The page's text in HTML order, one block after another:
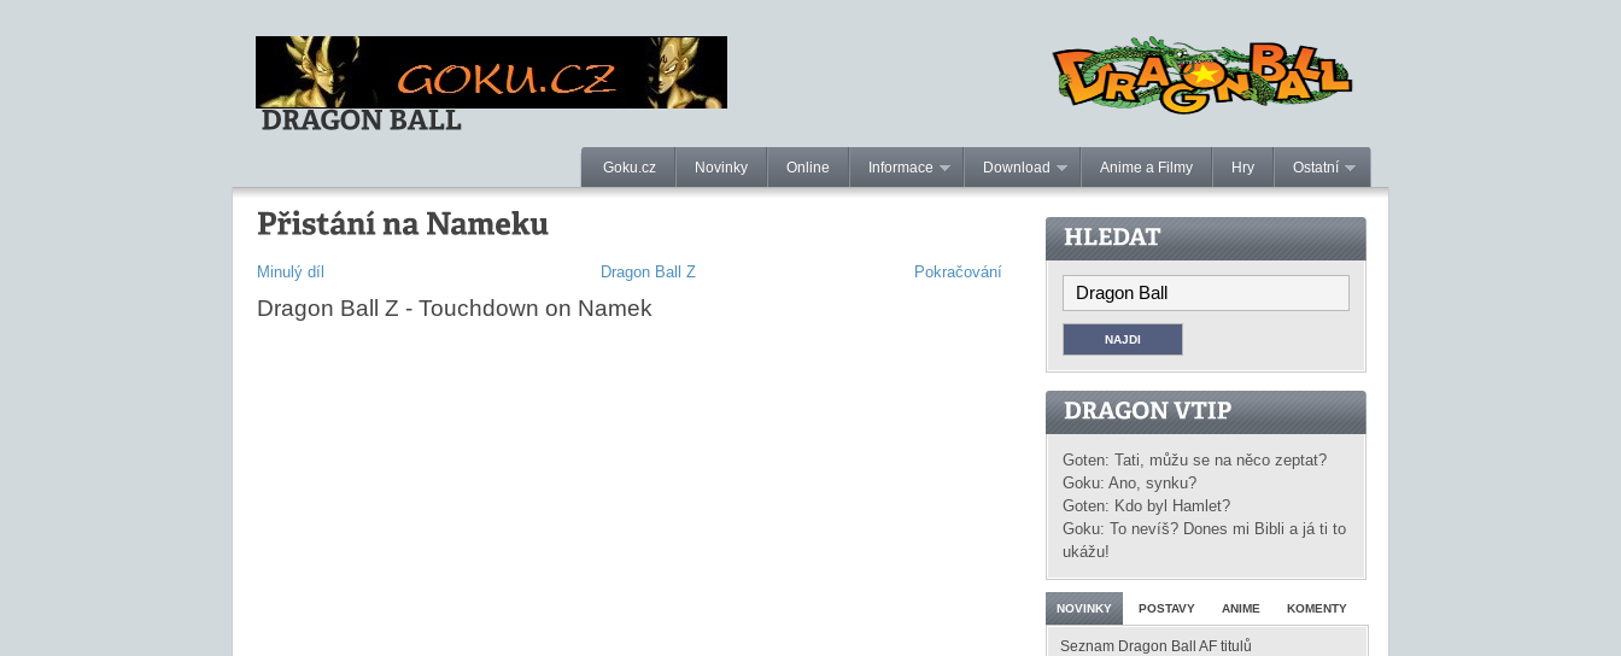
Goku.cz Novinky Online Informace Download Anime a Filmy Hry Ostatní
Minulý díl Dragon Ball Z Pokračování
Dragon Ball Z - Touchdown on Namek
Goten: Tati, můžu se na něco zeptat?
Goku: Ano, synku?
Goten: Kdo byl Hamlet?
Goku: To nevíš? Dones mi Bibli a já ti to
ukážu!
NOVINKY POSTAVY ANIME KOMENTY
Seznam Dragon Ball AF titulů